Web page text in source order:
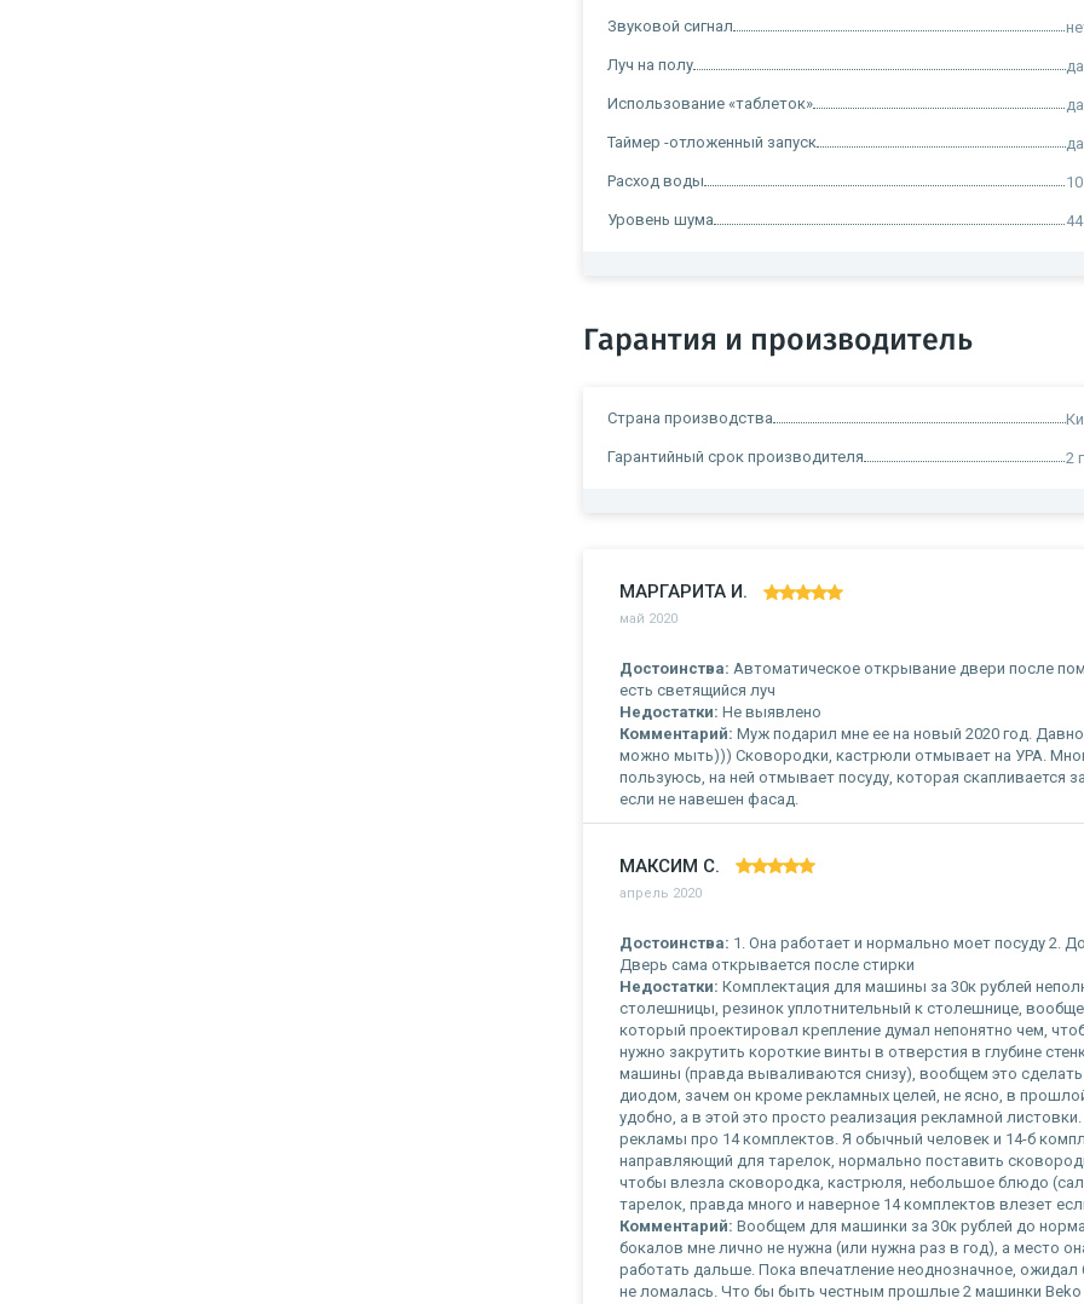
Звуковой сигнал
Луч на полу да
Использование «таблеток» да
Таймер -отложенный запуск да
Расход воды 10
Уровень шума 44
Гарантия и производитель
Страна производства
Гарантийный срок производителя 2
МАРГАРИТА И.
май 2020
Достоинства: Автоматическое открывание двери после
есть светящийся луч
Недостатки: Не выявлено
Комментарий: Муж подарил мне ее на новый 2020 год.
можно мыть))) Сковородки, кастрюли отмывает на УРА.
пользуюсь, на ней отмывает посуду, которая скапливается
если не навешен фасад.
МАКСИМ С.
апрель 2020
Достоинства: 1. Она работает и нормально моет посуду 2.
Дверь сама открывается после стирки
Недостатки: Комплектация для машины за 30к рублей
столешницы, резинок уплотнительный к столешнице,
который проектировал крепление думал непонятно чем,
нужно закрутить короткие винты в отверстия в глубине
машины (правда вываливаются снизу), вообщем это
диодом, зачем он кроме рекламных целей, не ясно, в
удобно, а в этой это просто реализация рекламной
рекламы про 14 комплектов. Я обычный человек и 14-б
направляющий для тарелок, нормально поставить
чтобы влезла сковородка, кастрюля, небольшое блюдо
тарелок, правда много и наверное 14 комплектов влезет
Комментарий: Вообщем для машинки за 30к рублей до
бокалов мне лично не нужна (или нужна раз в год), а место
работать дальше. Пока впечатление неоднозначное,
не ломалась. Что бы быть честным прошлые 2 машинки Beko